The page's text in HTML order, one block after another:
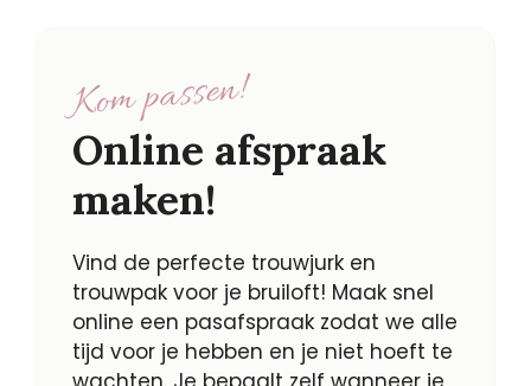
Kom passen!
Online afspraak
maken!
Vind de perfecte trouwjurk en
trouwpak voor je bruiloft! Maak snel
online een pasafspraak zodat we alle
tijd voor je hebben en je niet hoeft te